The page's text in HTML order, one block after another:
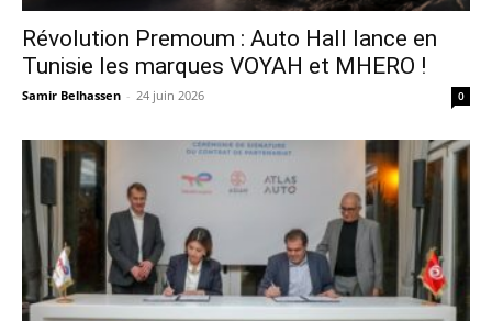
Révolution Premoum : Auto Hall lance en
Tunisie les marques VOYAH et MHERO !
Samir Belhassen - 24 juin 2026 0